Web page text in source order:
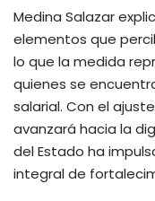
Medina Salazar
elementos que
lo que la medida
quienes se
salarial. Con el
avanzará hacia la
del Estado ha
integral de